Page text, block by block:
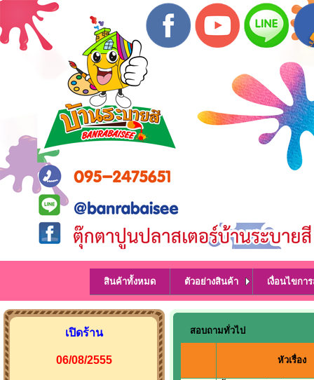
สินค้าทั้งหมด ตัวอย่างสินค้า เงื่อนไขกา
เปิดร้าน
06/08/2555
สอบถามทั่วไป
หัวเรื่อง